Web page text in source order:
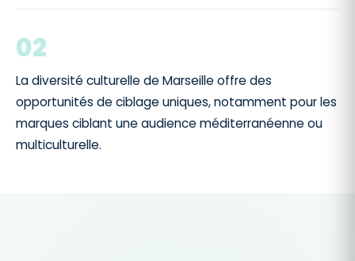
02
La diversité culturelle de Marseille offre des
opportunités de ciblage uniques, notamment pour les
marques ciblant une audience méditerranéenne ou
multiculturelle.